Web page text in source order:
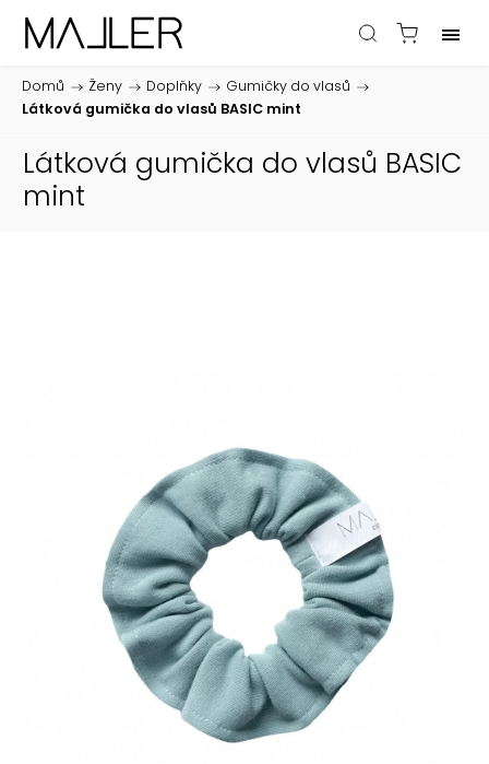
Domů / Ženy / Doplňky / Gumičky do vlasů /
Látková gumička do vlasů BASIC mint
Látková gumička do vlasů BASIC
mint